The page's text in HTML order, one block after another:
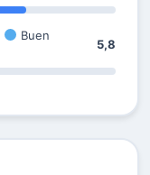
Buen
5,8